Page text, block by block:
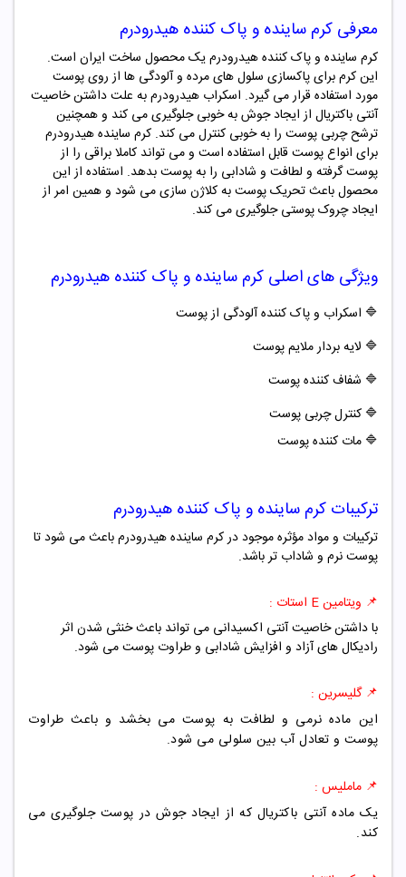
معرفی کرم ساینده و پاک کننده هیدرودرم
کرم ساینده و پاک کننده هیدرودرم یک محصول ساخت ایران است.
این کرم برای پاکسازی سلول های مرده و آلودگی ها از روی پوست
مورد استفاده قرار می گیرد. اسکراب هیدرودرم به علت داشتن خاصیت
آنتی باکتریال از ایجاد جوش به خوبی جلوگیری می کند و همچنین
ترشح چربی پوست را به خوبی کنترل می کند. کرم ساینده هیدرودرم
برای انواع پوست قابل استفاده است و می تواند کاملا براقی را از
پوست گرفته و لطافت و شادابی را به پوست بدهد. استفاده از این
محصول باعث تحریک پوست به کلاژن سازی می شود و همین امر از
ایجاد چروک پوستی جلوگیری می کند.
ویژگی های اصلی کرم ساینده و پاک کننده هیدرودرم
🔷 اسکراب و پاک کننده آلودگی از پوست
🔷 لایه بردار ملایم پوست
🔷 شفاف کننده پوست
🔷 کنترل چربی پوست
🔷 مات کننده پوست
ترکیبات کرم ساینده و پاک کننده هیدرودرم
ترکیبات و مواد مؤثره موجود در کرم ساینده هیدرودرم باعث می شود تا
پوست نرم و شاداب تر باشد.
📌 ویتامین E استات :
با داشتن خاصیت آنتی اکسیدانی می تواند باعث خنثی شدن اثر
رادیکال های آزاد و افزایش شادابی و طراوت پوست می شود.
📌 گلیسرین :
این ماده نرمی و لطافت به پوست می بخشد و باعث طراوت
پوست و تعادل آب بین سلولی می شود.
📌 ماملیس :
یک ماده آنتی باکتریال که از ایجاد جوش در پوست جلوگیری می
کند.